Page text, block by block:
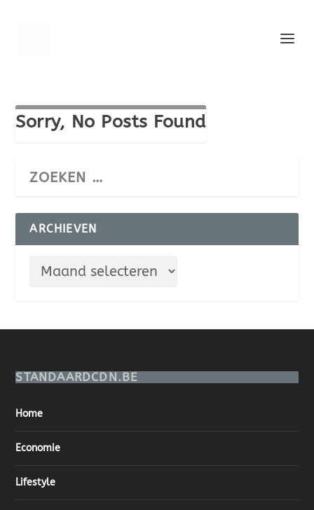
Sorry, No Posts Found
ARCHIEVEN
STANDAARDCDN.BE
Home
Economie
Lifestyle